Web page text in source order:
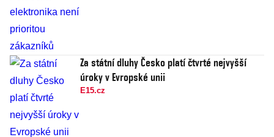
Za státní dluhy Česko platí čtvrté nejvyšší
úroky v Evropské unii
E15.cz